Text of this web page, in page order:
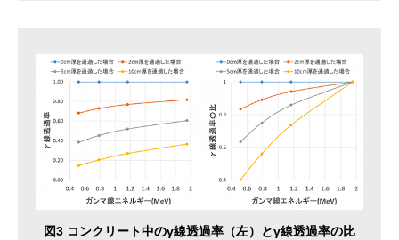
図3 コンクリート中のγ線透過率（左）とγ線透過率の比